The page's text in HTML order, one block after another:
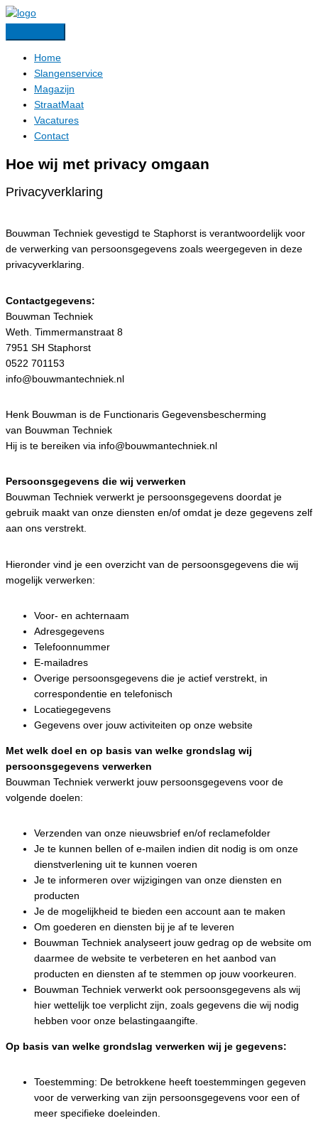
Ga
de
inhoudHome
Slangenservice
Magazijn
StraatMaat
Vacatures
Contact
Hoe wij met privacy omgaan
Privacyverklaring
Bouwman Techniek gevestigd te Staphorst is verantwoordelijk voor
de verwerking van persoonsgegevens zoals weergegeven in deze
privacyverklaring.
Contactgegevens:
Bouwman Techniek
Weth. Timmermanstraat 8
7951 SH Staphorst
0522 701153
info@bouwmantechniek.nl
Henk Bouwman is de Functionaris Gegevensbescherming
van Bouwman Techniek
Hij is te bereiken via info@bouwmantechniek.nl
Persoonsgegevens die wij verwerken
Bouwman Techniek verwerkt je persoonsgegevens doordat je
gebruik maakt van onze diensten en/of omdat je deze gegevens zelf
aan ons verstrekt.
Hieronder vind je een overzicht van de persoonsgegevens die wij
mogelijk verwerken:
Voor- en achternaam
Adresgegevens
Telefoonnummer
E-mailadres
Overige persoonsgegevens die je actief verstrekt, in
correspondentie en telefonisch
Locatiegegevens
Gegevens over jouw activiteiten op onze website
Met welk doel en op basis van welke grondslag wij
persoonsgegevens verwerken
Bouwman Techniek verwerkt jouw persoonsgegevens voor de
volgende doelen:
Verzenden van onze nieuwsbrief en/of reclamefolder
Je te kunnen bellen of e-mailen indien dit nodig is om onze
dienstverlening uit te kunnen voeren
Je te informeren over wijzigingen van onze diensten en
producten
Je de mogelijkheid te bieden een account aan te maken
Om goederen en diensten bij je af te leveren
Bouwman Techniek analyseert jouw gedrag op de website om
daarmee de website te verbeteren en het aanbod van
producten en diensten af te stemmen op jouw voorkeuren.
Bouwman Techniek verwerkt ook persoonsgegevens als wij
hier wettelijk toe verplicht zijn, zoals gegevens die wij nodig
hebben voor onze belastingaangifte.
Op basis van welke grondslag verwerken wij je gegevens:
Toestemming: De betrokkene heeft toestemmingen gegeven
voor de verwerking van zijn persoonsgegevens voor een of
meer specifieke doeleinden.